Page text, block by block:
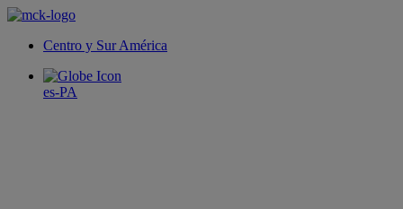
Centro y Sur América
es-PA